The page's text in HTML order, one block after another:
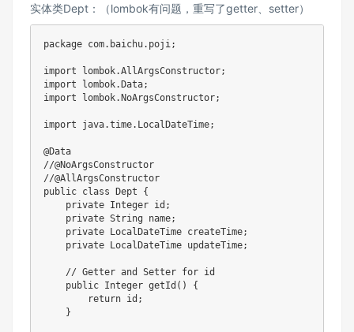
实体类Dept：（lombok有问题，重写了getter、setter）
package com. baichu. poji ;
import lombok.AllArgsConstructor;
import
lombok.Data;
import
lombok.NoArgsConstructor;
import java.time. LocalDateTime;
@Data
//@NoArgsConstructor
//@AllArgsConstructor
public class Dept
{
private Integer id ;
private String name;
private LocalDateTime createTime;
private LocalDateTime updateTime;
// Getter and Setter for id
public Integer getId ( )
{
return id ;
}